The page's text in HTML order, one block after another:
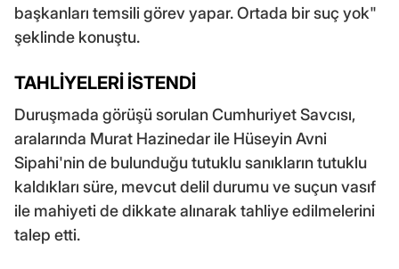
başkanları temsili görev yapar. Ortada bir suç yok"
şeklinde konuştu.
TAHLİYELERİ İSTENDİ
Duruşmada görüşü sorulan Cumhuriyet Savcısı,
aralarında Murat Hazinedar ile Hüseyin Avni
Sipahi'nin de bulunduğu tutuklu sanıkların tutuklu
kaldıkları süre, mevcut delil durumu ve suçun vasıf
ile mahiyeti de dikkate alınarak tahliye edilmelerini
talep etti.